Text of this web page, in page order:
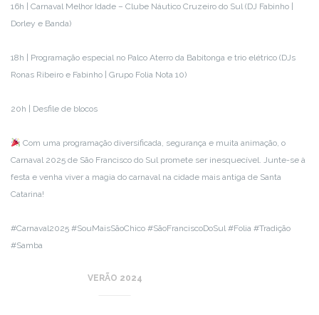
16h | Carnaval Melhor Idade – Clube Náutico Cruzeiro do Sul (DJ Fabinho |
Dorley e Banda)
18h | Programação especial no Palco Aterro da Babitonga e trio elétrico (DJs
Ronas Ribeiro e Fabinho | Grupo Folia Nota 10)
20h | Desfile de blocos
Com uma programação diversificada, segurança e muita animação, o
Carnaval 2025 de São Francisco do Sul promete ser inesquecível. Junte-se à
festa e venha viver a magia do carnaval na cidade mais antiga de Santa
Catarina!
#Carnaval2025 #SouMaisSãoChico #SãoFranciscoDoSul #Folia #Tradição
#Samba
VERÃO 2024